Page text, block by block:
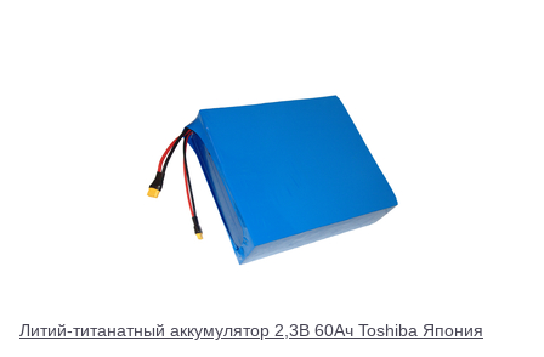
Литий-титанатный аккумулятор 2,3В 60Ач Toshiba Япония